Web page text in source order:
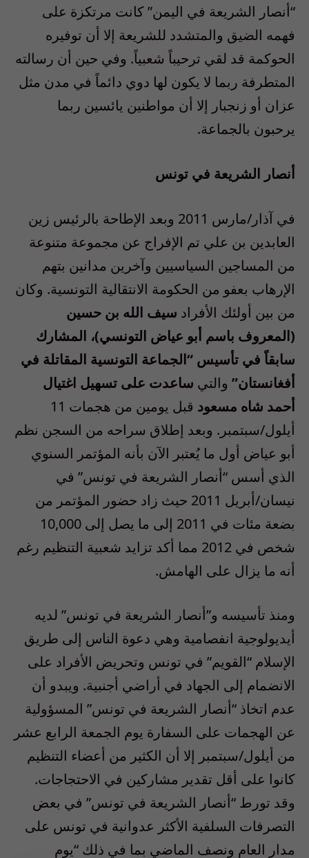
“أنصار الشريعة في اليمن” كانت مرتكزة على
فهمه الضيق والمتشدد للشريعة إلا أن توفيره
الحوكمة قد لقي ترحيباً شعبياً. وفي حين أن رسالته
المتطرفة ربما لا يكون لها دوي دائماً في مدن مثل
عزان أو زنجبار إلا أن مواطنين يائسين ربما
يرحبون بالجماعة.
أنصار الشريعة في تونس
في آذار/مارس 2011 وبعد الإطاحة بالرئيس زين
العابدين بن علي تم الإفراج عن مجموعة متنوعة
من المساجين السياسيين وآخرين مدانين بتهم
الإرهاب بعفو من الحكومة الانتقالية التونسية. وكان
من بين أولئك الأفراد سيف الله بن حسين
(المعروف باسم أبو عياض التونسي)، المشارك
سابقاً في تأسيس “الجماعة التونسية المقاتلة في
أفغانستان” والتي ساعدت على تسهيل اغتيال
أحمد شاه مسعود
قبل يومين من هجمات 11
أيلول/سبتمبر. وبعد إطلاق سراحه من السجن نظم
أبو عياض أول ما يُعتبر الآن بأنه المؤتمر السنوي
الذي أسس “أنصار الشريعة في تونس” في
نيسان/أبريل 2011 حيث زاد حضور المؤتمر من
بضعة مئات في 2011 إلى ما يصل إلى 10,000
شخص في 2012 مما أكد تزايد شعبية التنظيم رغم
أنه ما يزال على الهامش.
ومنذ تأسيسه و”أنصار الشريعة في تونس” لديه
أيديولوجية انفصامية وهي دعوة الناس إلى طريق
الإسلام “القويم” في تونس وتحريض الأفراد على
الانضمام إلى الجهاد في أراضي أجنبية. ويبدو أن
عدم اتخاذ “أنصار الشريعة في تونس” المسؤولية
عن الهجمات على السفارة يوم الجمعة الرابع عشر
من أيلول/سبتمبر إلا أن الكثير من أعضاء التنظيم
كانوا على أقل تقدير مشاركين في الاحتجاجات.
وقد تورط “أنصار الشريعة في تونس” في بعض
التصرفات السلفية الأكثر عدوانية في تونس على
مدار العام ونصف الماضي بما في ذلك “يوم